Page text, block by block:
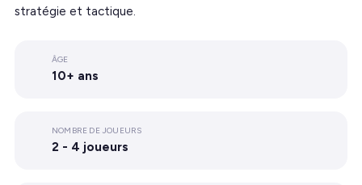
stratégie et tactique.
ÂGE
10+ ans
NOMBRE DE JOUEURS
2 - 4 joueurs